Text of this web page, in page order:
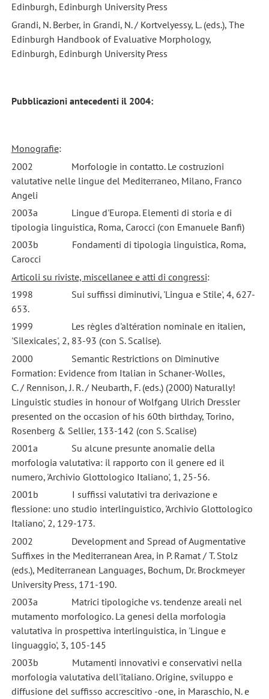
Edinburgh, Edinburgh University Press
Grandi, N. Berber, in Grandi, N. / Kortvelyessy, L. (eds.), The
Edinburgh Handbook of Evaluative Morphology,
Edinburgh, Edinburgh University Press
Pubblicazioni antecedenti il 2004:
Monografie:
2002 Morfologie in contatto. Le costruzioni
valutative nelle lingue del Mediterraneo, Milano, Franco
Angeli
2003a Lingue d'Europa. Elementi di storia e di
tipologia linguistica, Roma, Carocci (con Emanuele Banfi)
2003b Fondamenti di tipologia linguistica, Roma,
Carocci
Articoli su riviste, miscellanee e atti di congressi:
1998 Sui suffissi diminutivi, 'Lingua e Stile', 4, 627-
653.
1999 Les règles d'altération nominale en italien,
'Silexicales', 2, 83-93 (con S. Scalise).
2000 Semantic Restrictions on Diminutive
Formation: Evidence from Italian in Schaner-Wolles,
C. / Rennison, J. R. / Neubarth, F. (eds.) (2000) Naturally!
Linguistic studies in honour of Wolfgang Ulrich Dressler
presented on the occasion of his 60th birthday, Torino,
Rosenberg & Sellier, 133-142 (con S. Scalise)
2001a Su alcune presunte anomalie della
morfologia valutativa: il rapporto con il genere ed il
numero, 'Archivio Glottologico Italiano', 1, 25-56.
2001b I suffissi valutativi tra derivazione e
flessione: uno studio interlinguistico, 'Archivio Glottologico
Italiano', 2, 129-173.
2002 Development and Spread of Augmentative
Suffixes in the Mediterranean Area, in P. Ramat / T. Stolz
(eds.), Mediterranean Languages, Bochum, Dr. Brockmeyer
University Press, 171-190.
2003a Matrici tipologiche vs. tendenze areali nel
mutamento morfologico. La genesi della morfologia
valutativa in prospettiva interlinguistica, in 'Lingue e
linguaggio', 3, 105-145
2003b Mutamenti innovativi e conservativi nella
morfologia valutativa dell'italiano. Origine, sviluppo e
diffusione del suffisso accrescitivo -one, in Maraschio, N. e